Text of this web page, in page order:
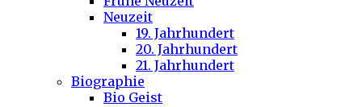
Neuzeit
19. Jahrhundert
20. Jahrhundert
21. Jahrhundert
Biographie
Bio Geist